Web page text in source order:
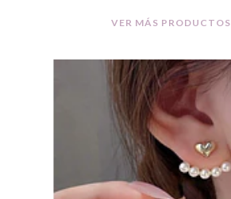
VER MÁS PRODUCTOS